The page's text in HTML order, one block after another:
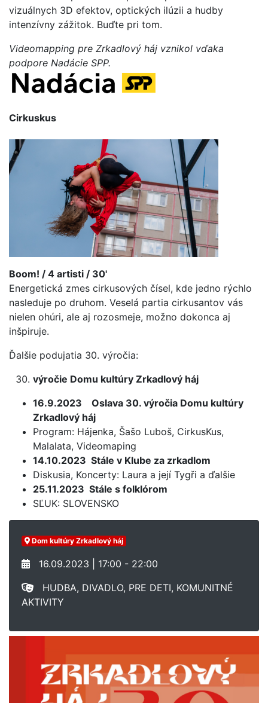
vizuálnych 3D efektov, optických ilúzii a hudby
intenzívny zážitok. Buďte pri tom.
Videomapping pre Zrkadlový háj vznikol vďaka
podpore Nadácie SPP.
Cirkuskus
Boom! / 4 artisti / 30'
Energetická zmes cirkusových čísel, kde jedno rýchlo
nasleduje po druhom. Veselá partia cirkusantov vás
nielen ohúri, ale aj rozosmeje, možno dokonca aj
inšpiruje.
Ďalšie podujatia 30. výročia:
výročie Domu kultúry Zrkadlový háj
16.9.2023 Oslava 30. výročia Domu kultúry
Zrkadlový háj
Program: Hájenka, Šašo Luboš, CirkusKus,
Malalata, Videomaping
14.10.2023 Stále v Klube za zrkadlom
Diskusia, Koncerty: Laura a její Tygři a ďalšie
25.11.2023 Stále s folklórom
SĽUK: SLOVENSKO
Dom kultúry Zrkadlový háj
16.09.2023 | 17:00 - 22:00
HUDBA, DIVADLO, PRE DETI, KOMUNITNÉ
AKTIVITY